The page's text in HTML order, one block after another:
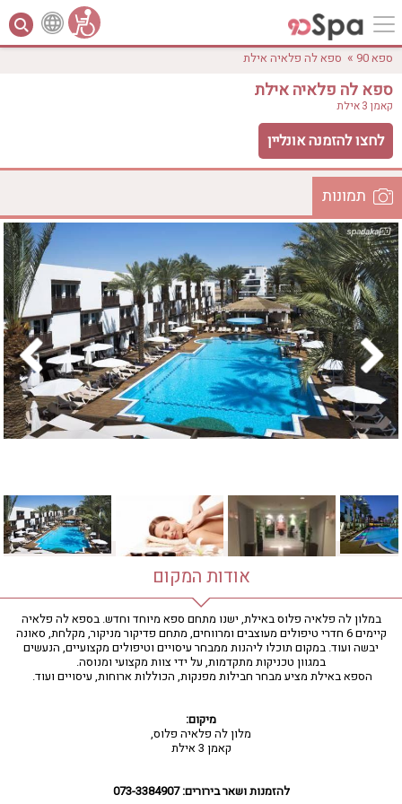
לפי אבזורים
אירוודה
ארוחה
בריכה מחוממת
בריכה חיצונית
ג'קוזי
ג'קוזי פרטי
חדר כושר
חמאם טורקי
טיפולי קוסמטיקה
סאונה רטובה
סאונה יבשה
עיסוי תאילנדי
שיאצו
טווח מחירים
ספא 90 » ספא לה פלאיה אילת
ספא לה פלאיה אילת
קאמן 3 אילת
לחצו להזמנה אונליין
תמונות
המקום
אודות המקום
במלון לה פלאיה פלוס באילת, ישנו מתחם ספא מיוחד וחדש. בספא לה פלאיה
קיימים 6 חדרי טיפולים מעוצבים ומרווחים, מתחם פדיקור מניקור, מקלחת, סאונה
יבשה ועוד. במקום תוכלו ליהנות ממבחר עיסויים וטיפולים מקצועיים, הנעשים
במגוון טכניקות מתקדמות, על ידי צוות מקצועי ומנוסה.
הספא באילת מציע מבחר חבילות מפנקות, הכוללות ארוחות, עיסויים ועוד.
מיקום:
מלון לה פלאיה פלוס,
קאמן 3 אילת
להזמנות ושאר בירורים:073-3384907